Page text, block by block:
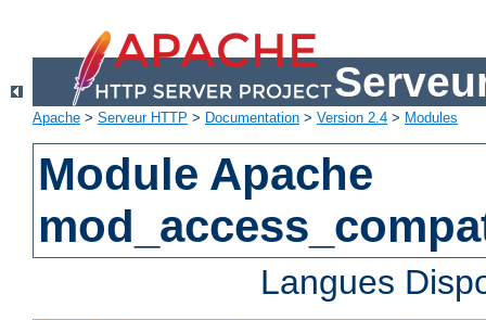
Apache > Serveur HTTP > Documentation > Version 2.4 > Modules
Module Apache
Langues